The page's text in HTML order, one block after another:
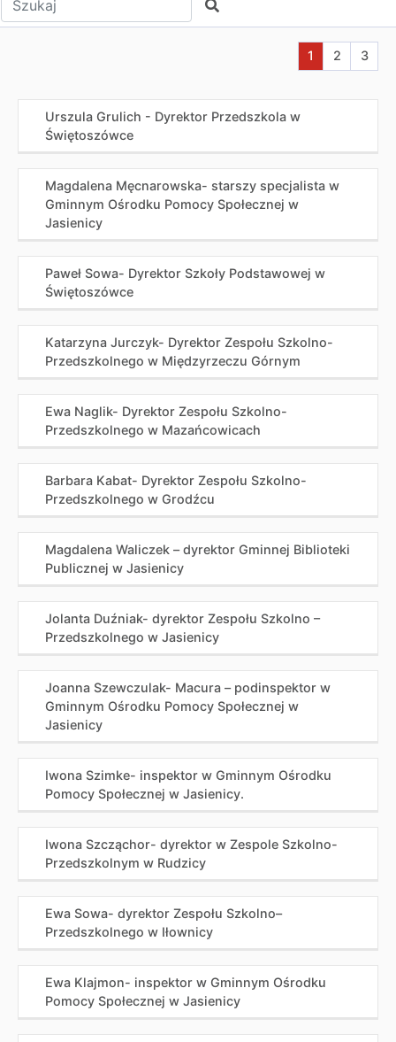
Szukaj
Aktualna
1 Przejdź
2 3
Urszula Grulich - Dyrektor Przedszkola w
Świętoszówce
Magdalena Męcnarowska- starszy specjalista w
Gminnym Ośrodku Pomocy Społecznej w
Jasienicy
Paweł Sowa- Dyrektor Szkoły Podstawowej w
Świętoszówce
Katarzyna Jurczyk- Dyrektor Zespołu Szkolno-
Przedszkolnego w Międzyrzeczu Górnym
Ewa Naglik- Dyrektor Zespołu Szkolno-
Przedszkolnego w Mazańcowicach
Barbara Kabat- Dyrektor Zespołu Szkolno-
Przedszkolnego w Grodźcu
Magdalena Waliczek – dyrektor Gminnej Biblioteki
Publicznej w Jasienicy
Jolanta Duźniak- dyrektor Zespołu Szkolno –
Przedszkolnego w Jasienicy
Joanna Szewczulak- Macura – podinspektor w
Gminnym Ośrodku Pomocy Społecznej w
Jasienicy
Iwona Szimke- inspektor w Gminnym Ośrodku
Pomocy Społecznej w Jasienicy.
Iwona Szcząchor- dyrektor w Zespole Szkolno-
Przedszkolnym w Rudzicy
Ewa Sowa- dyrektor Zespołu Szkolno–
Przedszkolnego w Iłownicy
Ewa Klajmon- inspektor w Gminnym Ośrodku
Pomocy Społecznej w Jasienicy